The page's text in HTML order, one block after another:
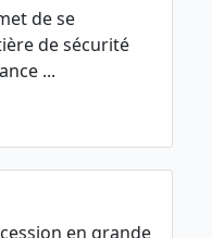
de se
de sécurité
...
en grande